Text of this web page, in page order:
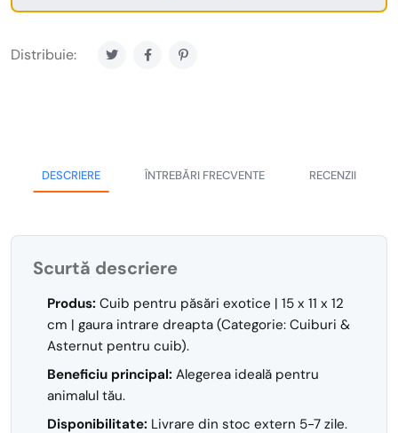
Distribuie:
DESCRIERE ÎNTREBĂRI FRECVENTE RECENZII
Scurtă descriere
Produs: Cuib pentru păsări exotice | 15 x 11 x 12
cm | gaura intrare dreapta (Categorie: Cuiburi &
Asternut pentru cuib).
Beneficiu principal: Alegerea ideală pentru
animalul tău.
Disponibilitate: Livrare din stoc extern 5-7 zile.